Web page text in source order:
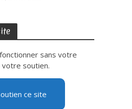
sans votre
votre soutien.
ce site